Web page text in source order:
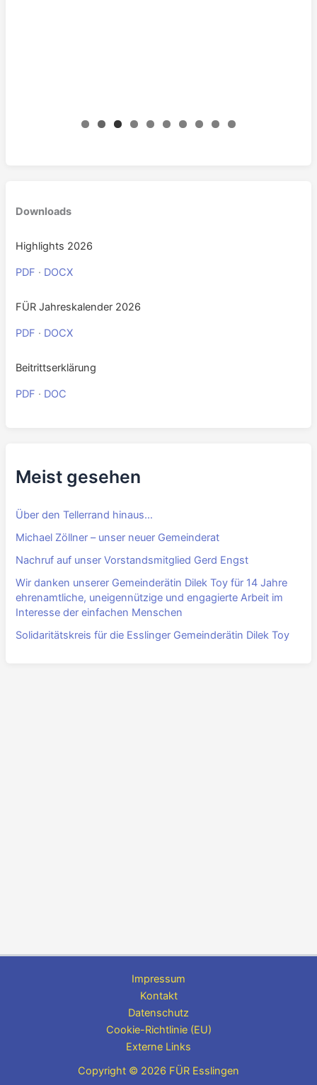
Downloads
Highlights 2026
PDF · DOCX
FÜR Jahreskalender 2026
PDF · DOCX
Beitrittserklärung
PDF · DOC
Meist gesehen
Über den Tellerrand hinaus…
Michael Zöllner – unser neuer Gemeinderat
Nachruf auf unser Vorstandsmitglied Gerd Engst
Wir danken unserer Gemeinderätin Dilek Toy für 14 Jahre
ehrenamtliche, uneigennützige und engagierte Arbeit im
Interesse der einfachen Menschen
Solidaritätskreis für die Esslinger Gemeinderätin Dilek Toy
Impressum
Kontakt
Datenschutz
Cookie-Richtlinie (EU)
Externe Links
Copyright © 2026 FÜR Esslingen